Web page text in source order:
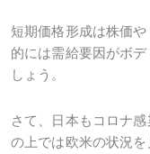
短期価格形成は株価
的には需給要因がボ
しょう。
さて、日本もコロナ
の上では欧米の状況